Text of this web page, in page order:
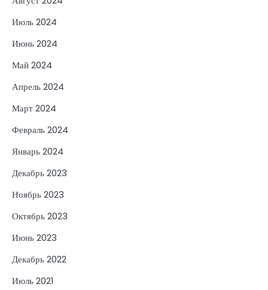
Июль 2024
Июнь 2024
Май 2024
Апрель 2024
Март 2024
Февраль 2024
Январь 2024
Декабрь 2023
Ноябрь 2023
Октябрь 2023
Июнь 2023
Декабрь 2022
Июль 2021